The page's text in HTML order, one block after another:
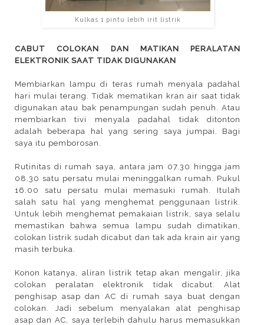
Kulkas 1 pintu lebih irit listrik
CABUT COLOKAN DAN MATIKAN PERALATAN
ELEKTRONIK SAAT TIDAK DIGUNAKAN
Membiarkan lampu di teras rumah menyala padahal
hari mulai terang. Tidak mematikan kran air saat tidak
digunakan atau bak penampungan sudah penuh. Atau
membiarkan tivi menyala padahal tidak ditonton
adalah beberapa hal yang sering saya jumpai. Bagi
saya itu pemborosan.
Rutinitas di rumah saya, antara jam 07.30 hingga jam
08.30 satu persatu mulai meninggalkan rumah. Pukul
16.00 satu persatu mulai memasuki rumah. Itulah
salah satu hal yang menghemat penggunaan listrik.
Untuk lebih menghemat pemakaian listrik, saya selalu
memastikan bahwa semua lampu sudah dimatikan,
colokan listrik sudah dicabut dan tak ada krain air yang
masih terbuka.
Konon katanya, aliran listrik tetap akan mengalir, jika
colokan peralatan elektronik tidak dicabut. Alat
penghisap asap dan AC di rumah saya buat dengan
colokan. Jadi sebelum menyalakan alat penghisap
asap dan AC, saya terlebih dahulu harus memasukkan